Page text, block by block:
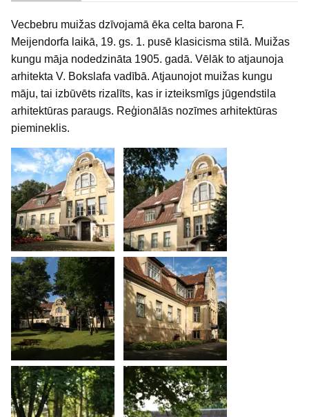
Vecbebru muižas dzīvojamā ēka celta barona F.
Meijendorfa laikā, 19. gs. 1. pusē klasicisma stilā. Muižas
kungu māja nodedzināta 1905. gadā. Vēlāk to atjaunoja
arhitekta V. Bokslafa vadībā. Atjaunojot muižas kungu
māju, tai izbūvēts rizalīts, kas ir izteiksmīgs jūgendstila
arhitektūras paraugs. Reģionālās nozīmes arhitektūras
piemineklis.